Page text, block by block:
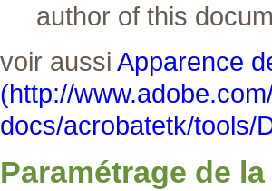
author of this
voir aussi Apparence
Paramétrage de